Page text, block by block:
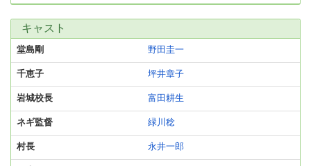
キャスト
堂島剛 野田圭一
千恵子 坪井章子
岩城校長 富田耕生
ネギ監督 緑川稔
村長 永井一郎